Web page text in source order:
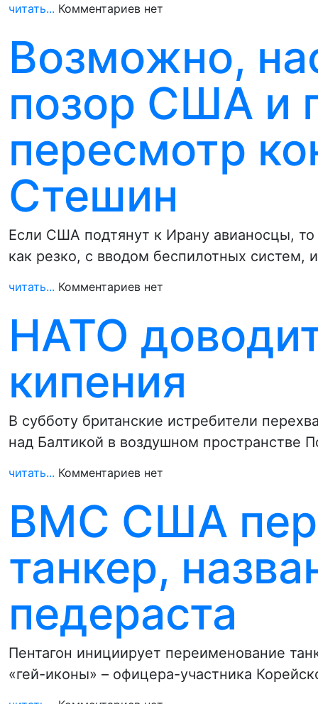
читать... Комментариев нет
Возможно,
позор США и
пересмотр
Стешин
Если США подтянут к Ирану авианосцы,
как резко, с вводом беспилотных систем,
читать... Комментариев нет
НАТО
кипения
В субботу британские истребители
над Балтикой в воздушном пространстве
читать... Комментариев нет
ВМС США
танкер,
педераста
Пентагон инициирует переименование
«гей-иконы» – офицера-участника